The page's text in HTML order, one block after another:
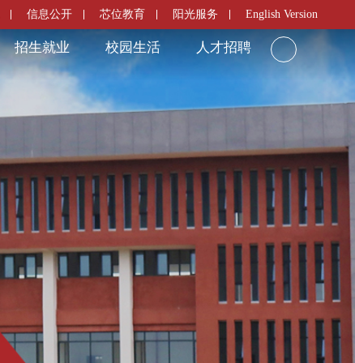
招生就业 校园生活 人才招聘
信息公开 芯位教育 阳光服务 English Version